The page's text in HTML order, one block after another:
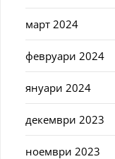
март 2024
февруари 2024
януари 2024
декември 2023
ноември 2023